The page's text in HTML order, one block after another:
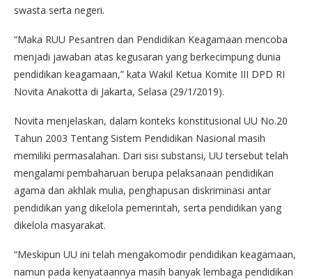
swasta serta negeri.
“Maka RUU Pesantren dan Pendidikan Keagamaan mencoba
menjadi jawaban atas kegusaran yang berkecimpung dunia
pendidikan keagamaan,” kata Wakil Ketua Komite III DPD RI
Novita Anakotta di Jakarta, Selasa (29/1/2019).
Novita menjelaskan, dalam konteks konstitusional UU No.20
Tahun 2003 Tentang Sistem Pendidikan Nasional masih
memiliki permasalahan. Dari sisi substansi, UU tersebut telah
mengalami pembaharuan berupa pelaksanaan pendidikan
agama dan akhlak mulia, penghapusan diskriminasi antar
pendidikan yang dikelola pemerintah, serta pendidikan yang
dikelola masyarakat.
“Meskipun UU ini telah mengakomodir pendidikan keagamaan,
namun pada kenyataannya masih banyak lembaga pendidikan